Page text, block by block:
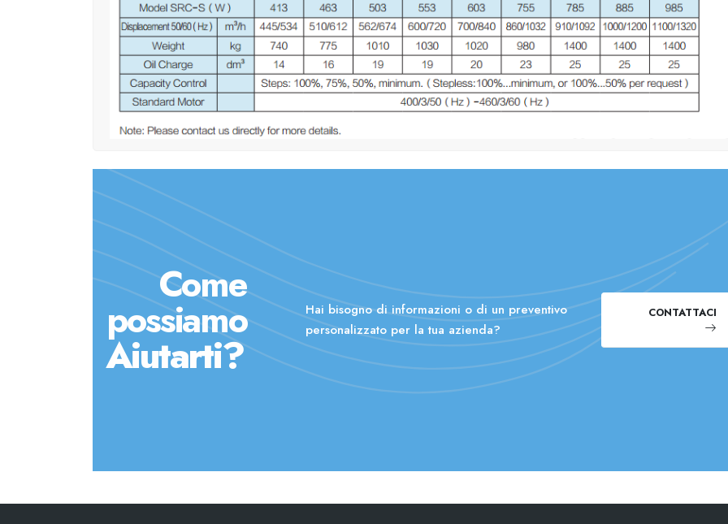
Come
possiamo
Aiutarti?
Hai bisogno di informazioni o di un preventivo
personalizzato per la tua azienda?
CONTATTACI